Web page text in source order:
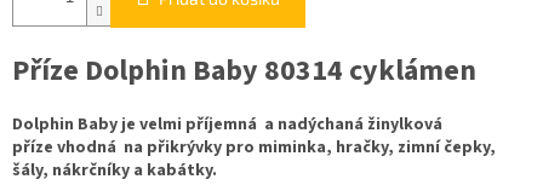
Příze Dolphin Baby 80314 cyklámen
Dolphin Baby je velmi příjemná a nadýchaná žinylková
příze vhodná na přikrývky pro miminka, hračky, zimní čepky,
šály, nákrčníky a kabátky.